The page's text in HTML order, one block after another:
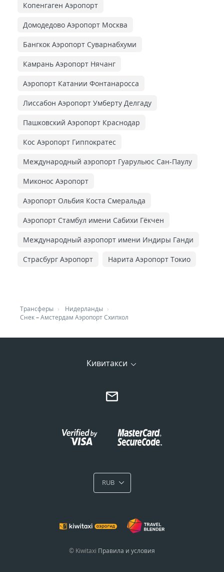
Копенгаген Аэропорт
Домодедово Аэропорт Москва
Бангкок Аэропорт Суварнабхуми
Камрань Аэропорт Нячанг
Аэропорт Катании Фонтанаросса
Лиссабон Аэропорт Умберту Делгаду
Пашковский Аэропорт Краснодар
Кос Аэропорт Гиппократес
Международный аэропорт Гуарульюс Сан-Паулу
Миконос Аэропорт
Аэропорт Ольбия Коста Смеральда
Аэропорт Стамбул имени Сабихи Гёкчен
Международный аэропорт имени Индиры Ганди
Страсбург Аэропорт Нарита Аэропорт Токио
Трансферы
Нидерланды
Снек–Амстердам Аэропорт Схипхол
Кивитакси
RUB
© Kiwitaxi Правила и условия